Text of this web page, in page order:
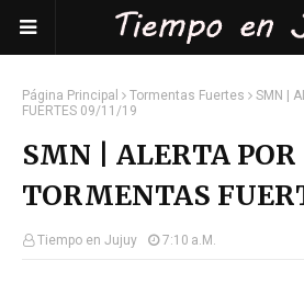
Página Principal Tormentas Fuertes
SMN |
FUERTES 09/11/19
SMN | ALERTA POR
TORMENTAS
Tiempo en Jujuy 7:10 A.m.